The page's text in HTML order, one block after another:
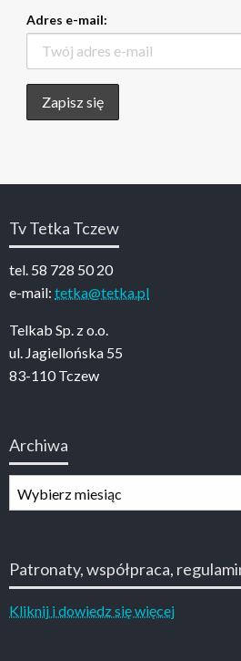
Adres e-mail:
Tv Tetka Tczew
tel. 58 728 50 20
e-mail: tetka@tetka.pl
Telkab Sp. z o.o.
ul. Jagiellońska 55
83-110 Tczew
Archiwa
Patronaty, współpraca,
Kliknij i dowiedz się więcej